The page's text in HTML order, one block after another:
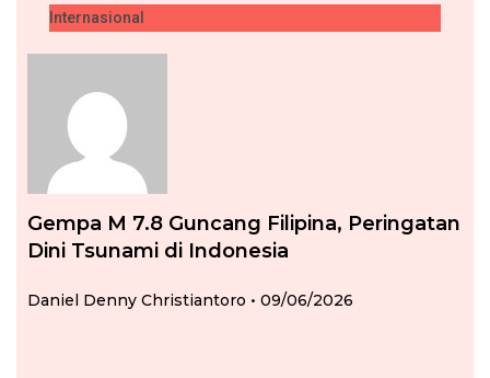
Internasional
Gempa M 7.8 Guncang Filipina, Peringatan
Dini Tsunami di Indonesia
Daniel Denny Christiantoro 09/06/2026